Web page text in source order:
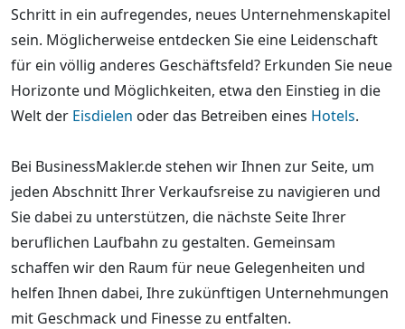
Schritt in ein aufregendes, neues Unternehmenskapitel
sein. Möglicherweise entdecken Sie eine Leidenschaft
für ein völlig anderes Geschäftsfeld? Erkunden Sie neue
Horizonte und Möglichkeiten, etwa den Einstieg in die
Welt der Eisdielen oder das Betreiben eines Hotels.
Bei BusinessMakler.de stehen wir Ihnen zur Seite, um
jeden Abschnitt Ihrer Verkaufsreise zu navigieren und
Sie dabei zu unterstützen, die nächste Seite Ihrer
beruflichen Laufbahn zu gestalten. Gemeinsam
schaffen wir den Raum für neue Gelegenheiten und
helfen Ihnen dabei, Ihre zukünftigen Unternehmungen
mit Geschmack und Finesse zu entfalten.